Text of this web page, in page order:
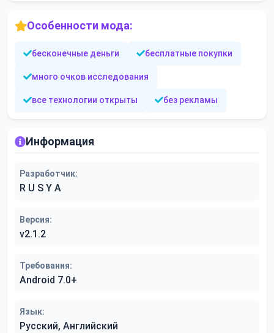
Особенности мода:
бесконечные деньги бесплатные покупки
много очков исследования
все технологии открыты без рекламы
Информация
Разработчик:
R U S Y A
Версия:
v2.1.2
Требования:
Android 7.0+
Язык:
Русский, Английский